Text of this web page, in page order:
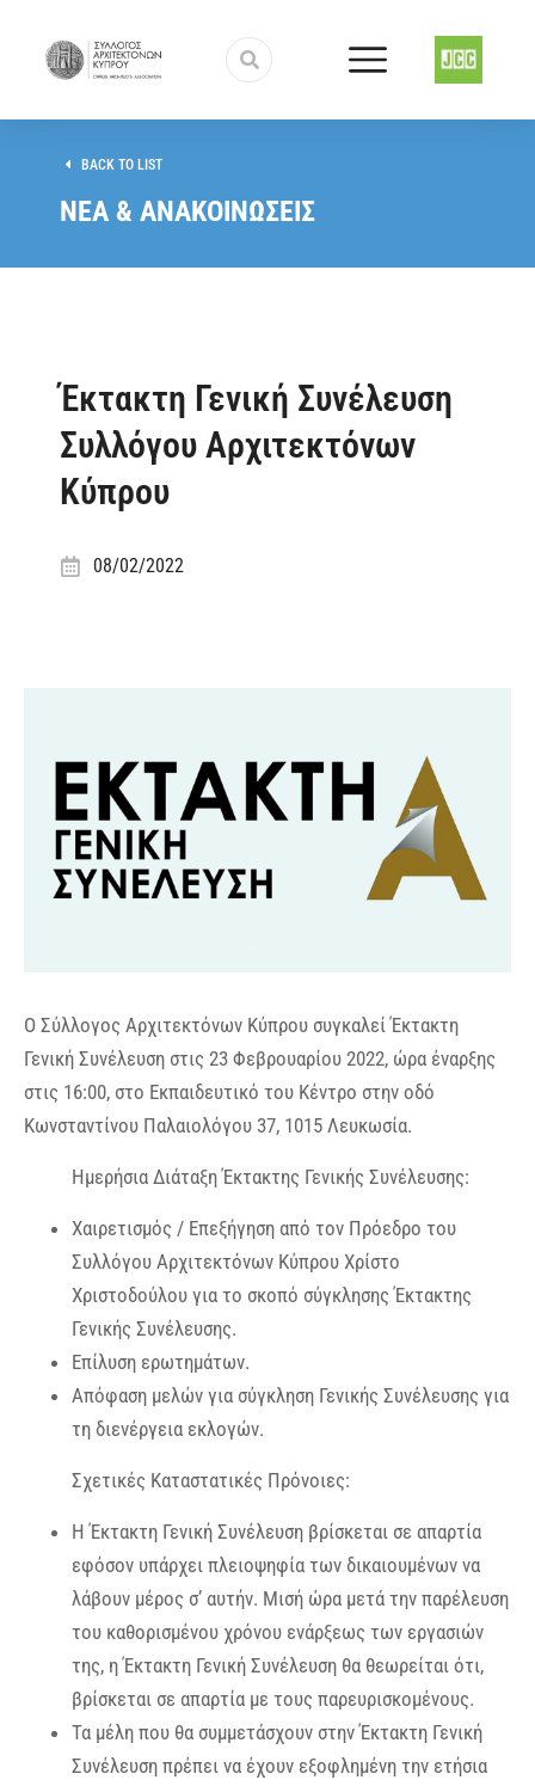
BACK TO LIST
ΝΕΑ & ΑΝΑΚΟΙΝΩΣΕΙΣ
Έκτακτη Γενική Συνέλευση
Συλλόγου Αρχιτεκτόνων
Κύπρου
08/02/2022
Ο Σύλλογος Αρχιτεκτόνων Κύπρου συγκαλεί Έκτακτη
Γενική Συνέλευση στις 23 Φεβρουαρίου 2022, ώρα έναρξης
στις 16:00, στο Εκπαιδευτικό του Κέντρο στην οδό
Κωνσταντίνου Παλαιολόγου 37, 1015 Λευκωσία.
Ημερήσια Διάταξη Έκτακτης Γενικής Συνέλευσης:
Χαιρετισμός / Επεξήγηση από τον Πρόεδρο του
Συλλόγου Αρχιτεκτόνων Κύπρου Χρίστο
Χριστοδούλου για το σκοπό σύγκλησης Έκτακτης
Γενικής Συνέλευσης.
Επίλυση ερωτημάτων.
Απόφαση μελών για σύγκληση Γενικής Συνέλευσης για
τη διενέργεια εκλογών.
Σχετικές Καταστατικές Πρόνοιες:
Η Έκτακτη Γενική Συνέλευση βρίσκεται σε απαρτία
εφόσον υπάρχει πλειοψηφία των δικαιουμένων να
λάβουν μέρος σ’ αυτήν. Μισή ώρα μετά την παρέλευση
του καθορισμένου χρόνου ενάρξεως των εργασιών
της, η Έκτακτη Γενική Συνέλευση θα θεωρείται ότι,
βρίσκεται σε απαρτία με τους παρευρισκομένους.
Τα μέλη που θα συμμετάσχουν στην Έκτακτη Γενική
Συνέλευση πρέπει να έχουν εξοφλημένη την ετήσια